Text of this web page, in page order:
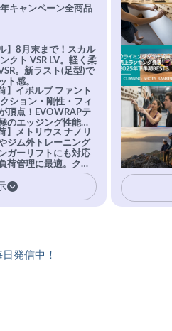
キャンペーン全商品
】8月末まで！スカル
クト VSR LV。軽く柔
。新ラスト(足型)で
ト感。
】イボルブ ファント
ション・剛性・フィ
頂点！EVOWRAPテ
のエッジング性能を
バーEvo-74はTRAX
力で極小ホールドに
】メトリウス ナノリ
ジム外トレーニング
ガーリフトにも対応
荷管理に最適。クラ
気で鍛えるギア。
発信中！